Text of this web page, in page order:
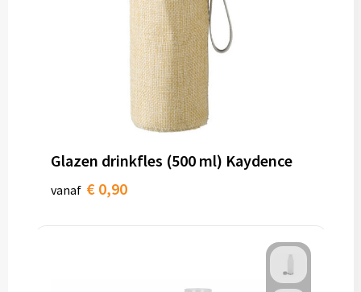
Glazen drinkfles (500 ml) Kaydence
vanaf € 0,90